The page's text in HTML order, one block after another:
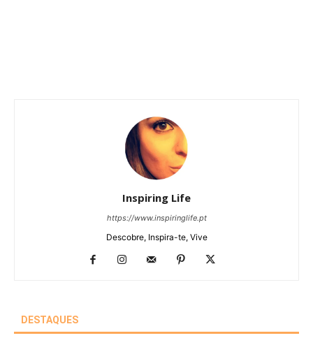
Inspiring Life
https://www.inspiringlife.pt
Descobre, Inspira-te, Vive
DESTAQUES